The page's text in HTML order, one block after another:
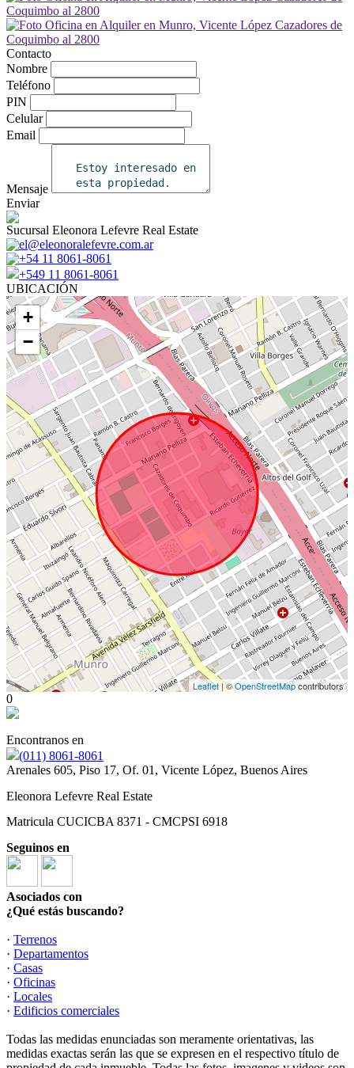
Contacto
Nombre
Teléfono
PIN
Celular
Email
Mensaje
Enviar
Sucursal Eleonora Lefevre Real Estate
el@eleonoralefevre.com.ar
+54 11 8061-8061
+549 11 8061-8061
UBICACIÓN
+
−
Leaflet| ©OpenStreetMapcontributors
0
Encontranos en
(011) 8061-8061
Arenales 605, Piso 17, Of. 01, Vicente López, Buenos Aires
Eleonora Lefevre Real Estate
Matricula CUCICBA 8371 - CMCPSI 6918
Seguinos en
Asociados con
¿Qué estás buscando?
· Terrenos
· Departamentos
· Casas
· Oficinas
· Locales
· Edificios comerciales
Todas las medidas enunciadas son meramente orientativas, las
medidas exactas serán las que se expresen en el respectivo título de